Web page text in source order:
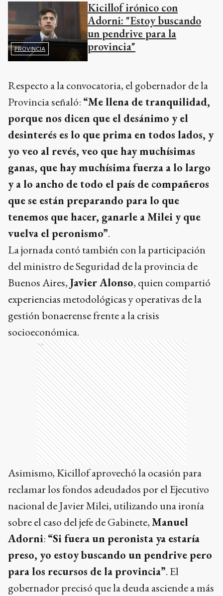
PROVINCIA
Kicillof irónico con
Adorni: "Estoy buscando
un pendrive para la
provincia"
Respecto a la convocatoria, el gobernador de la
Provincia señaló: “Me llena de tranquilidad,
porque nos dicen que el desánimo y el
desinterés es lo que prima en todos lados, y
yo veo al revés, veo que hay muchísimas
ganas, que hay muchísima fuerza a lo largo
y a lo ancho de todo el país de compañeros
que se están preparando para lo que
tenemos que hacer, ganarle a Milei y que
vuelva el peronismo”.
La jornada contó también con la participación
del ministro de Seguridad de la provincia de
Buenos Aires, Javier Alonso, quien compartió
experiencias metodológicas y operativas de la
gestión bonaerense frente a la crisis
socioeconómica.
Ads
Asimismo, Kicillof aprovechó la ocasión para
reclamar los fondos adeudados por el Ejecutivo
nacional de Javier Milei, utilizando una ironía
sobre el caso del jefe de Gabinete,Manuel
Adorni: “Si fuera un peronista ya estaría
preso, yo estoy buscando un pendrive pero
para los recursos de la provincia”. El
gobernador precisó que la deuda asciende a más